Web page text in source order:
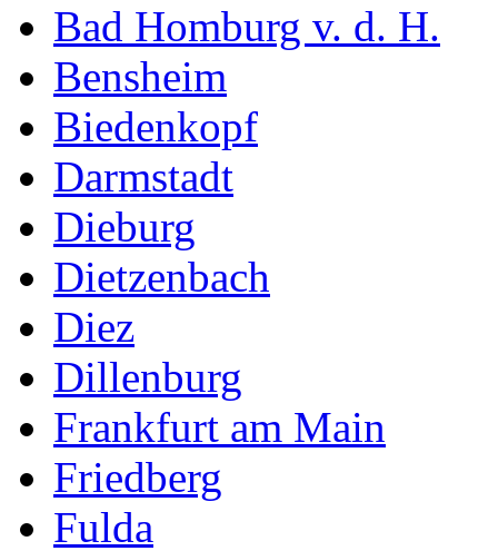
Bad Homburg v. d. H.
Bensheim
Biedenkopf
Darmstadt
Dieburg
Dietzenbach
Diez
Dillenburg
Frankfurt am Main
Friedberg
Fulda